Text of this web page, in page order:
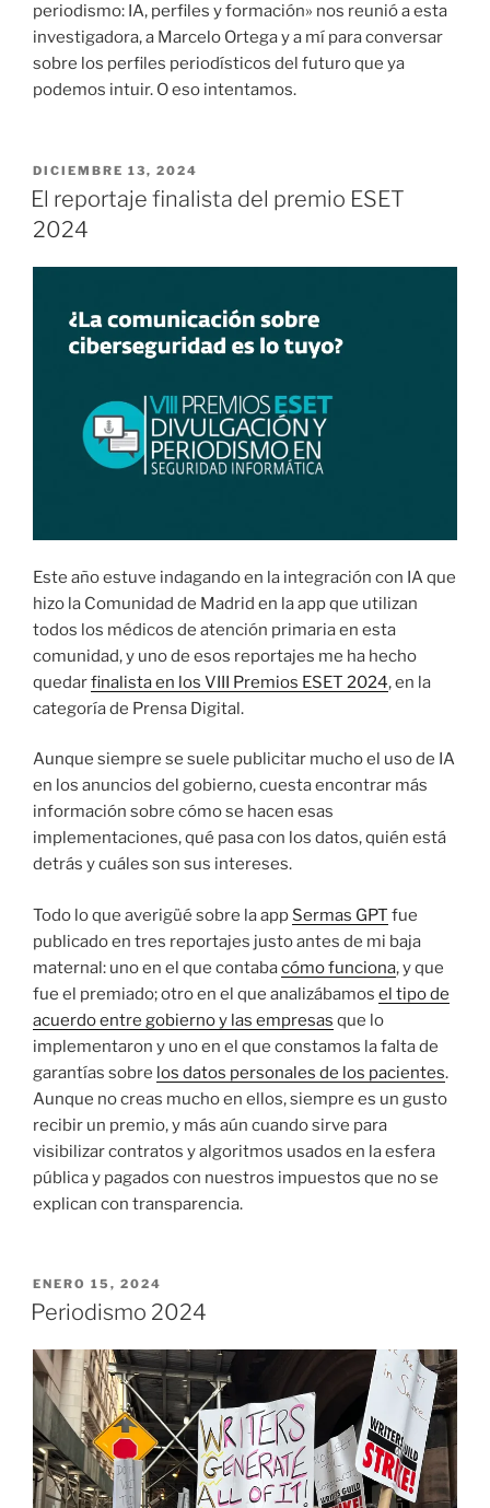
periodismo: IA, perfiles y formación» nos reunió a esta
investigadora, a Marcelo Ortega y a mí para conversar
sobre los perfiles periodísticos del futuro que ya
podemos intuir. O eso intentamos.
PUBLICADO
EL
DICIEMBRE 13, 2024
El reportaje finalista del premio ESET
2024
Este año estuve indagando en la integración con IA que
hizo la Comunidad de Madrid en la app que utilizan
todos los médicos de atención primaria en esta
comunidad, y uno de esos reportajes me ha hecho
quedarfinalista en los VIII Premios ESET 2024, en la
categoría de Prensa Digital.
Aunque siempre se suele publicitar mucho el uso de IA
en los anuncios del gobierno, cuesta encontrar más
información sobre cómo se hacen esas
implementaciones, qué pasa con los datos, quién está
detrás y cuáles son sus intereses.
Todo lo que averigüé sobre la app Sermas GPT fue
publicado en tres reportajes justo antes de mi baja
maternal: uno en el que contabacómo funciona, y que
fue el premiado; otro en el que analizábamos el tipo de
acuerdo entre gobierno y las empresas que lo
implementaron y uno en el que constamos la falta de
garantías sobre los datos personales de los pacientes.
Aunque no creas mucho en ellos, siempre es un gusto
recibir un premio, y más aún cuando sirve para
visibilizar contratos y algoritmos usados en la esfera
pública y pagados con nuestros impuestos que no se
explican con transparencia.
PUBLICADO
EL
ENERO 15, 2024
Periodismo 2024